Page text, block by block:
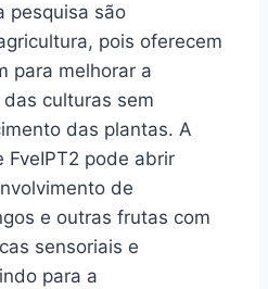
pesquisa são
pois oferecem
para melhorar a
culturas sem
das plantas. A
FveIPT2 pode abrir
de
e outras frutas com
sensoriais e
para a